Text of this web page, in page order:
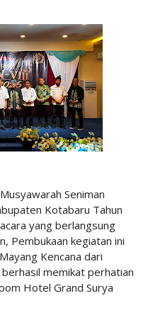
Seniman
Kotabaru Tahun
yang berlangsung
Pembukaan kegiatan ini
Kencana dari
berhasil memikat perhatian
Hotel Grand Surya